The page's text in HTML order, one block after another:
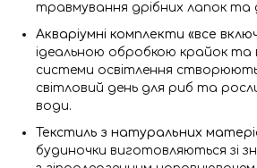
травмування дрібних лапок та
Акваріумні комплекти «все
ідеальною обробкою крайок та
системи освітлення
світловий день для риб та
води.
Текстиль з натуральних
будиночки виготовляються зі